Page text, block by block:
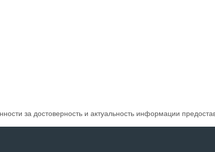
за достоверность и актуальность информации